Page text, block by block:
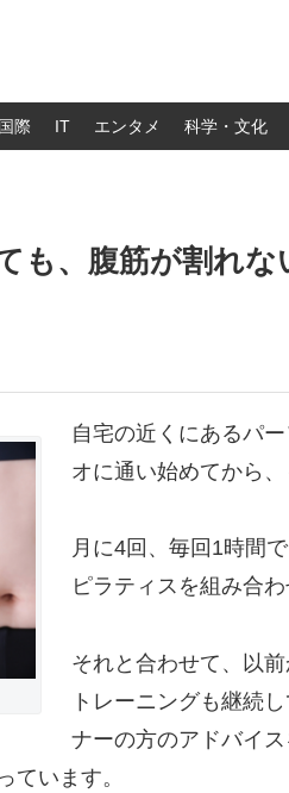
国際 IT エンタメ 科学・文化
も、腹筋が割れな
自宅の近くにあるパ
オに通い始めてから
月に4回、毎回1時間
ピラティスを組み合わ
それと合わせて、以
トレーニングも継続
ナーの方のアドバイ
ています。